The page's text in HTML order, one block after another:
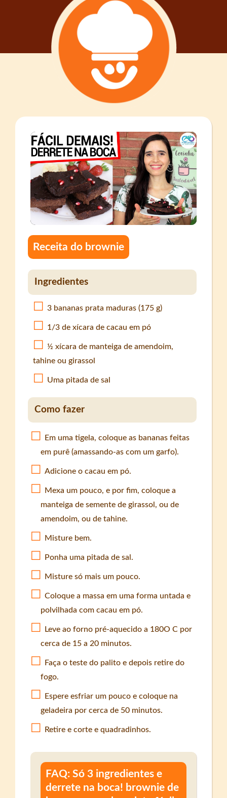
Receita do brownie
Ingredientes
3 bananas prata maduras (175 g)
1/3 de xícara de cacau em pó
½ xícara de manteiga de amendoim,
tahine ou girassol
Uma pitada de sal
Como fazer
Em uma tigela, coloque as bananas feitas
em purê (amassando-as com um garfo).
Adicione o cacau em pó.
Mexa um pouco, e por fim, coloque a
manteiga de semente de girassol, ou de
amendoim, ou de tahine.
Misture bem.
Ponha uma pitada de sal.
Misture só mais um pouco.
Coloque a massa em uma forma untada e
polvilhada com cacau em pó.
Leve ao forno pré-aquecido a 180O C por
cerca de 15 a 20 minutos.
Faça o teste do palito e depois retire do
fogo.
Espere esfriar um pouco e coloque na
geladeira por cerca de 50 minutos.
Retire e corte e quadradinhos.
FAQ: Só 3 ingredientes e
derrete na boca! brownie de